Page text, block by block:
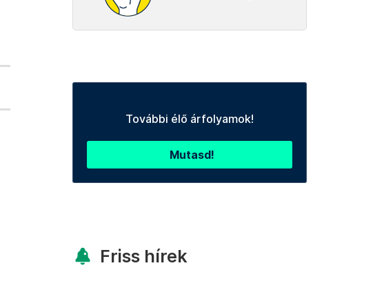
További élő árfolyamok!
Mutasd!
Friss hírek